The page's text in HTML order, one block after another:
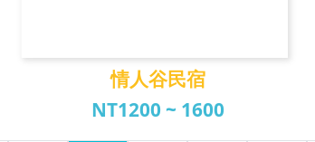
情人谷民宿
NT1200 ~ 1600